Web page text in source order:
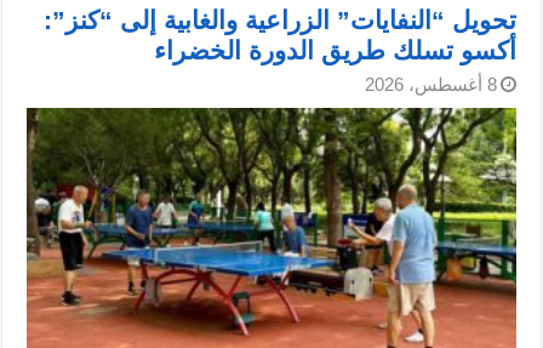
تحويل “النفايات” الزراعية والغابية إلى “كنز”:
أكسو تسلك طريق الدورة الخضراء
8 أغسطس، 2026